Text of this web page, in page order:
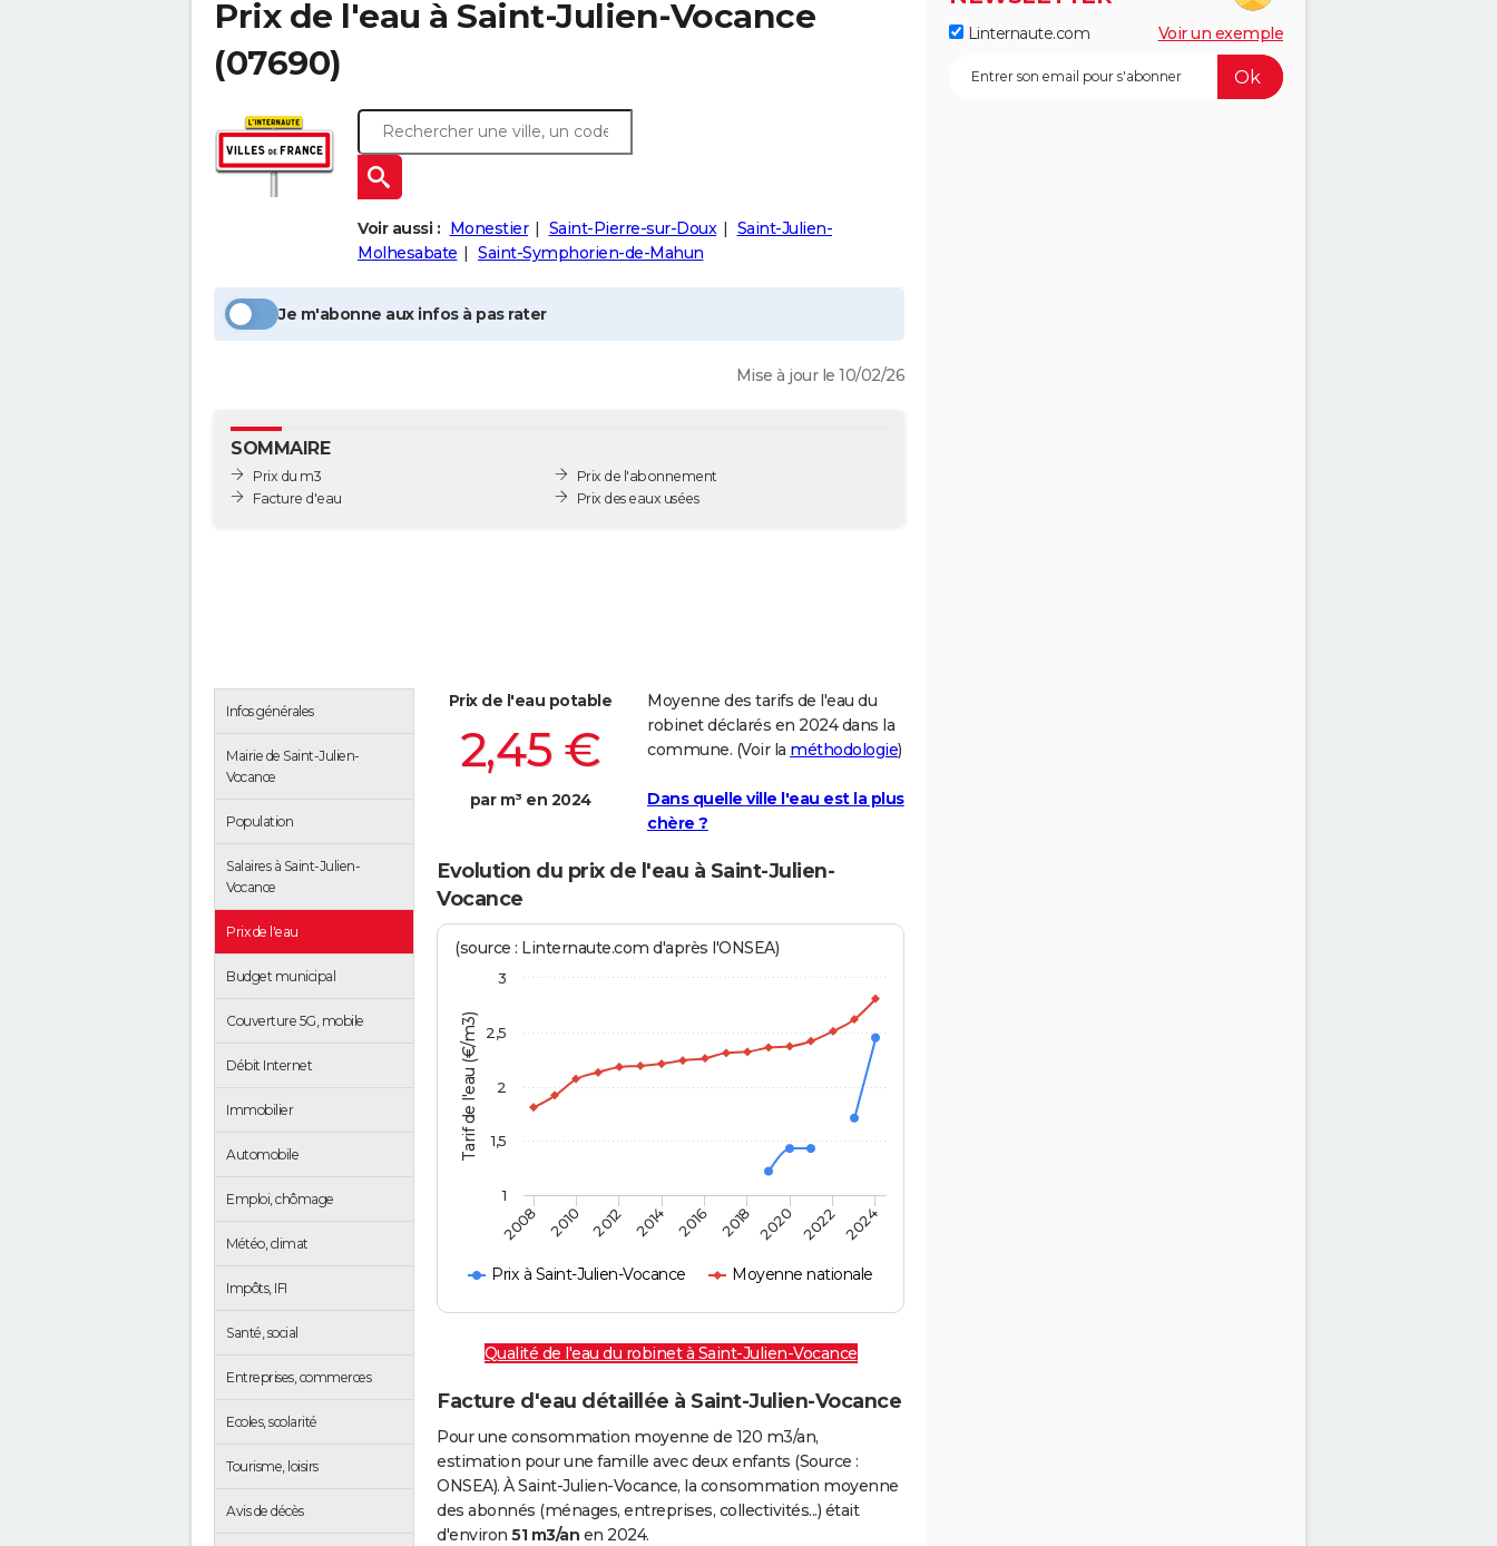
Prix de l'eau à Saint-Julien-Vocance
(07690)
Voir aussi : Monestier Saint-Pierre-sur-Doux
Saint-Julien-
Molhesabate
Saint-Symphorien-de-Mahun
Je m'abonne aux infos à pas rater
Mise à jour le 10/02/26
SOMMAIRE
Prix du m3
Facture d'eau
Prix de l'abonnement
Prix des eaux usées
Infos générales
Mairie de Saint-Julien-
Vocance
Population
Salaires à Saint-Julien-
Vocance
Prix de l'eau
Budget municipal
Couverture 5G, mobile
Débit Internet
Immobilier
Automobile
Emploi, chômage
Météo, climat
Impôts, IFI
Santé, social
Entreprises, commerces
Ecoles, scolarité
Tourisme, loisirs
Avis de décès
Prix de l'eau potable
2,45 €
par m³ en 2024
Moyenne des tarifs de l'eau du
robinet déclarés en 2024 dans la
commune. (Voir la méthodologie)
Dans quelle ville l'eau est la plus
chère ?
Evolution du prix de l'eau à Saint-Julien-
Vocance
Tarif de l'eau (€/m3)
(source : Linternaute.com d'après l'ONSEA)
Prix à Saint-Julien-Vocance Moyenne nationale
2008 2010 2012 2014 2016 2018 2020 2022 2024
1
1,5
2
2,5
3
Qualité de l'eau du robinet à Saint-Julien-Vocance
Facture d'eau détaillée à Saint-Julien-Vocance
Pour une consommation moyenne de 120 m3/an,
estimation pour une famille avec deux enfants (Source :
ONSEA). À Saint-Julien-Vocance, la consommation moyenne
des abonnés (ménages, entreprises, collectivités...) était
d'environ 51 m3/an en 2024.
Linternaute.com Voir un exemple